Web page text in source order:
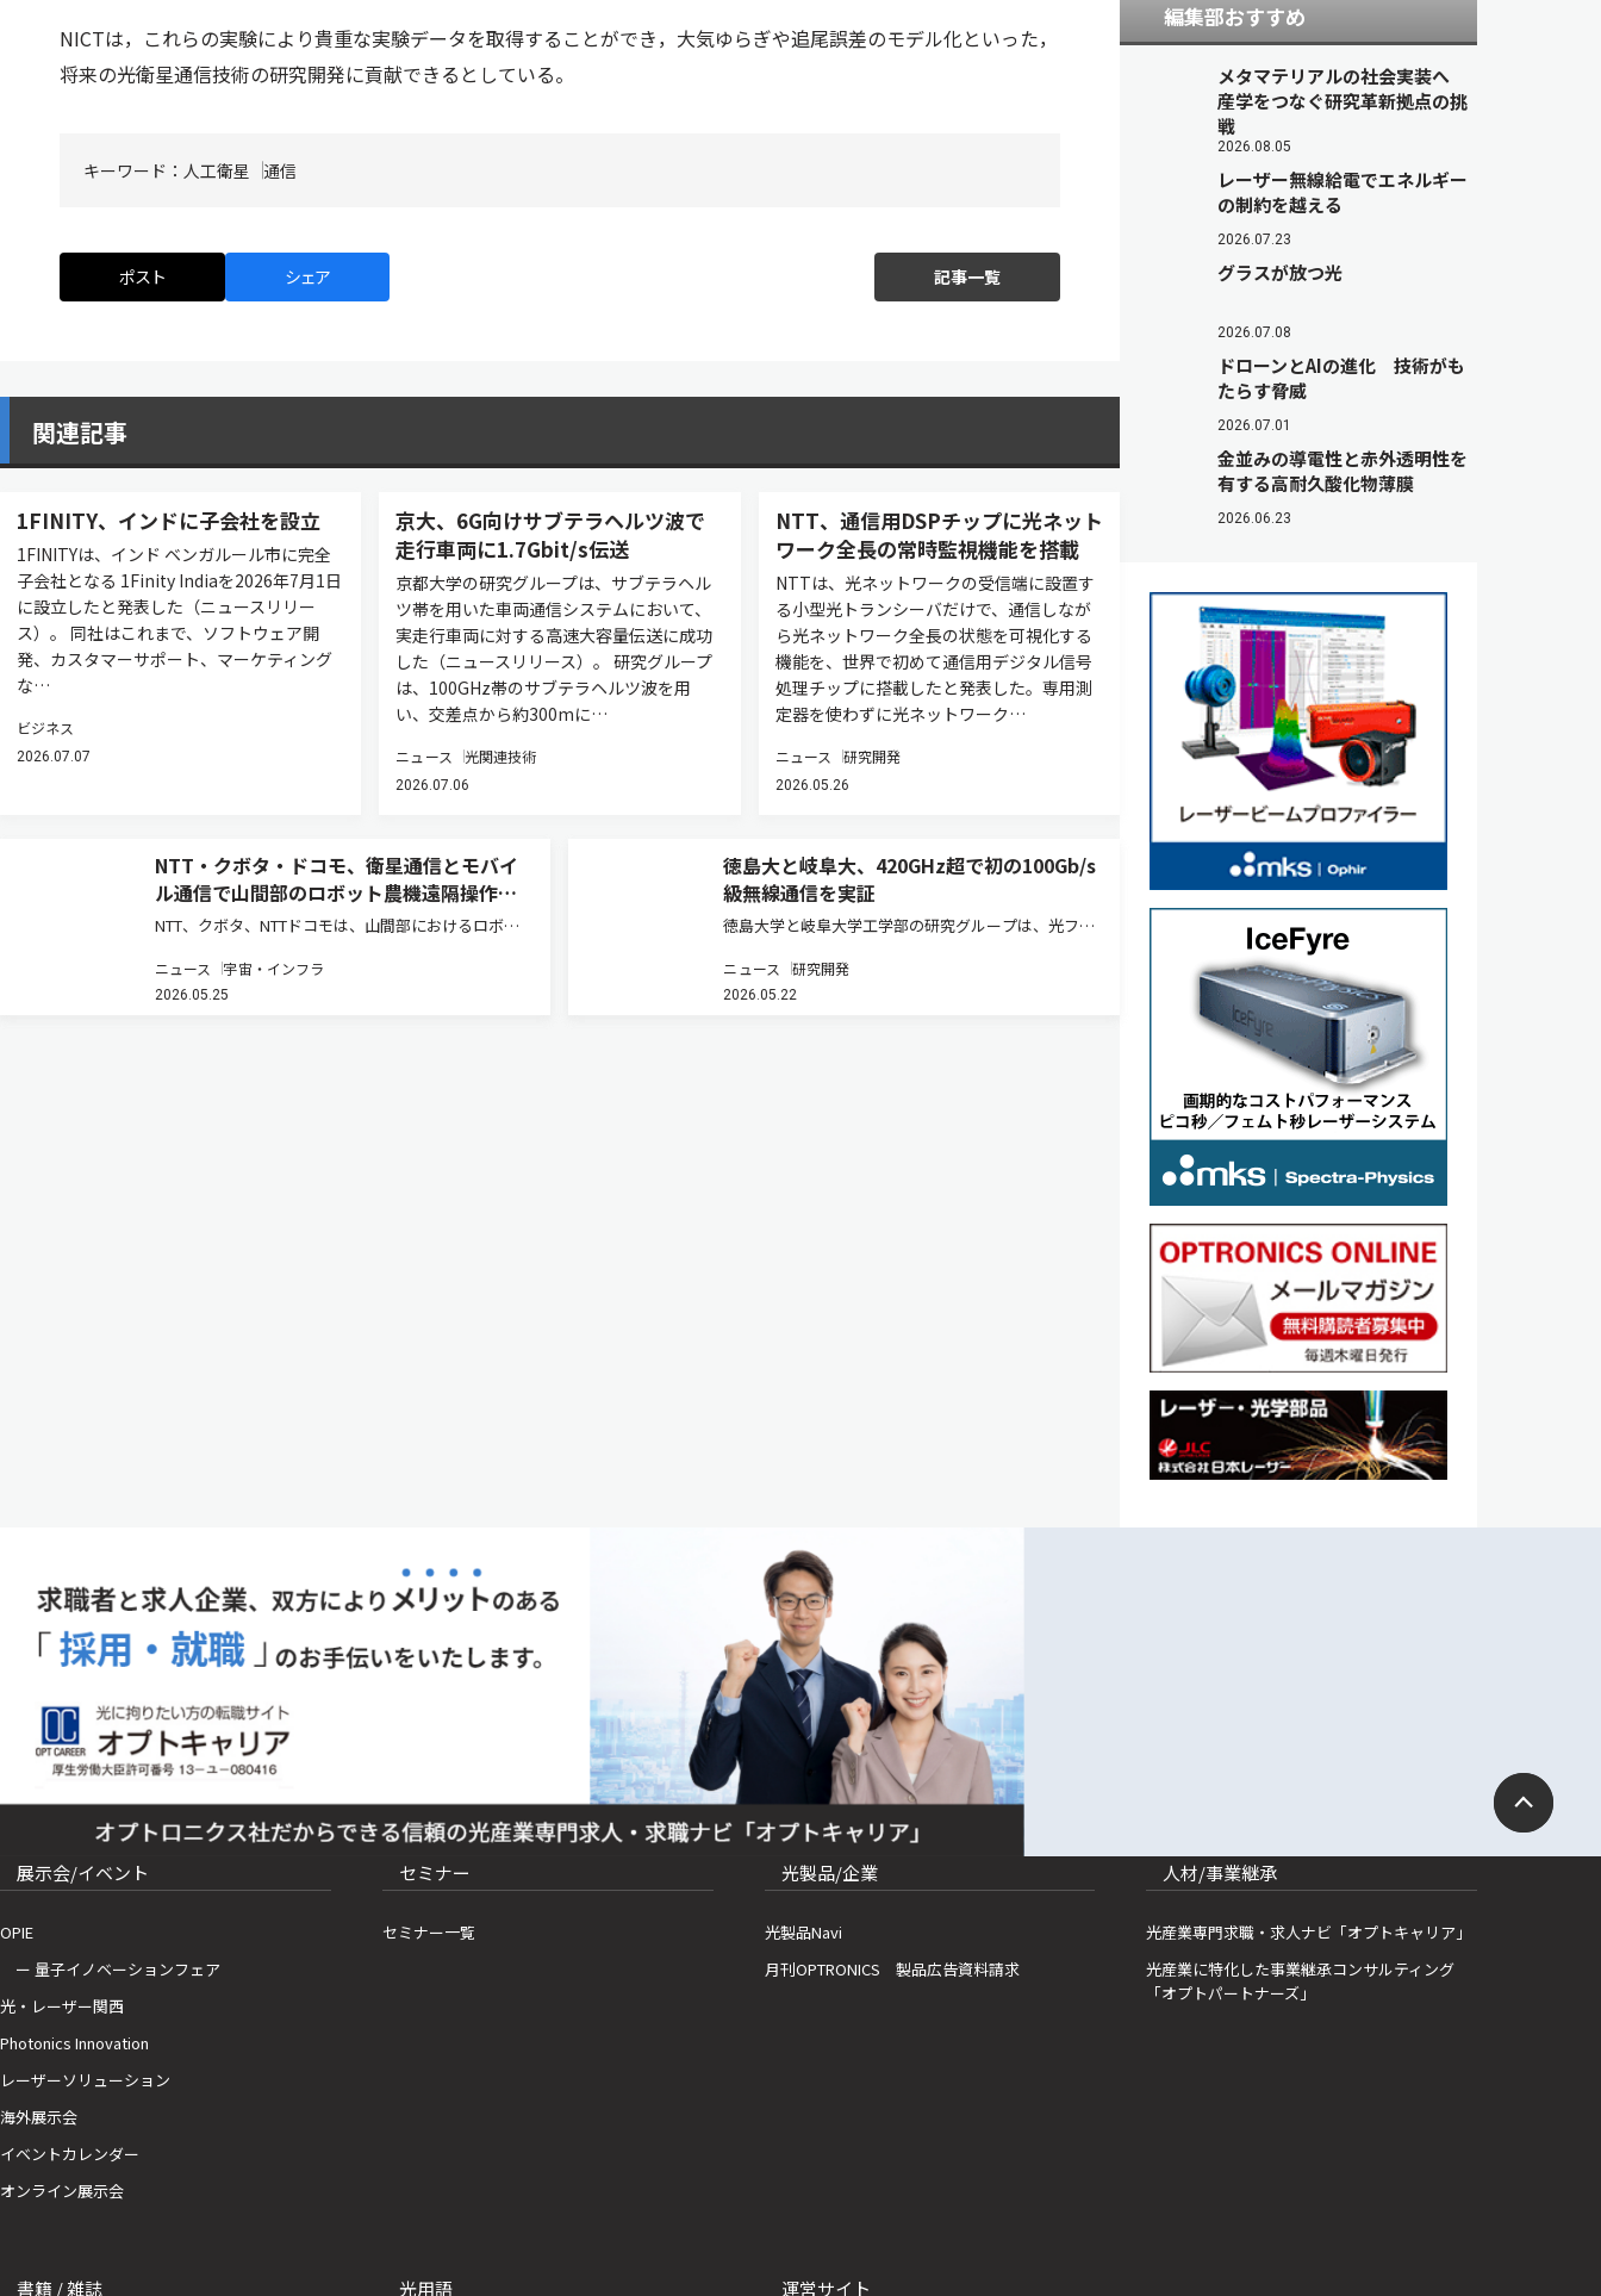
NICTは，これらの実験により貴重な実験データを取得することができ，大気ゆらぎや追尾誤差のモデル化といった，
将来の光衛星通信技術の研究開発に貢献できるとしている。
キーワード： 人工衛星 通信
ポスト シェア 記事一覧
関連記事
1FINITY、インドに子会社を設立
1FINITYは、インド ベンガルール市に完全
子会社となる 1Finity Indiaを2026年7月1日
に設立したと発表した（ニュースリリー
ス）。 同社はこれまで、ソフトウェア開
発、カスタマーサポート、マーケティング
な…
ビジネス
2026.07.07
京大、6G向けサブテラヘルツ波で
走行車両に1.7Gbit/s伝送
京都大学の研究グループは、サブテラヘル
ツ帯を用いた車両通信システムにおいて、
実走行車両に対する高速大容量伝送に成功
した（ニュースリリース）。 研究グループ
は、100GHz帯のサブテラヘルツ波を用
い、交差点から約300mに…
ニュース 光関連技術
2026.07.06
NTT、通信用DSPチップに光ネット
ワーク全長の常時監視機能を搭載
NTTは、光ネットワークの受信端に設置す
る小型光トランシーバだけで、通信しなが
ら光ネットワーク全長の状態を可視化する
機能を、世界で初めて通信用デジタル信号
処理チップに搭載したと発表した。専用測
定器を使わずに光ネットワーク…
ニュース 研究開発
2026.05.26
NTT・クボタ・ドコモ、衛星通信とモバイ
ル通信で山間部のロボット農機遠隔操作を
実証
NTT、クボタ、NTTドコモは、山間部におけるロボッ
送の継続性を実現する共同実証実験を実施し、モバイ
ル通信と衛星通信を組み合わせた通信制御、および映
ニュース 宇宙・インフラ
2026.05.25
徳島大と岐阜大、420GHz超で初の100Gb/s
級無線通信を実証
徳島大学と岐阜大学工学部の研究グループは、光ファ
と多値変調技術を組み合わせたマイクロ光コム駆動型
テラヘルツ通信システムを開発した（ニュースリリー
ニュース 研究開発
2026.05.22
編集部おすすめ
メタマテリアルの社会実装へ
産学をつなぐ研究革新拠点の挑
戦
2026.08.05
レーザー無線給電でエネルギー
の制約を越える
2026.07.23
グラスが放つ光
2026.07.08
ドローンとAIの進化 技術がも
たらす脅威
2026.07.01
金並みの導電性と赤外透明性を
有する高耐久酸化物薄膜
2026.06.23
展示会/イベント
OPIE
ー 量子イノベーションフェア
光・レーザー関西
Photonics Innovation
レーザーソリューション
海外展示会
イベントカレンダー
オンライン展示会
セミナー
セミナー一覧
光製品/企業
光製品Navi
月刊OPTRONICS 製品広告資料請求
人材/事業継承
光産業専門求職・求人ナビ「オプトキャリア」
光産業に特化した事業継承コンサルティング
「オプトパートナーズ」
書籍 / 雑誌 光用語 運営サイト